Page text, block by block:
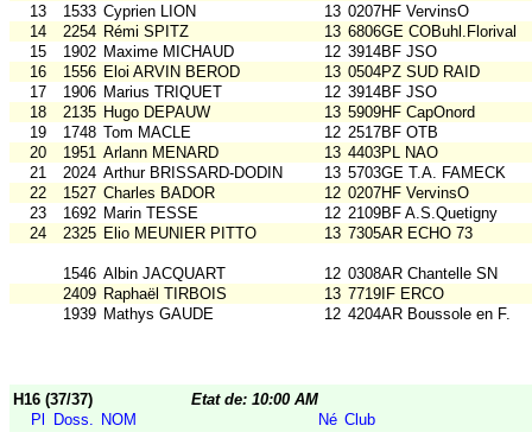
13
1533 Cyprien LION 13 0207HF VervinsO
14
2254 Rémi SPITZ 13 6806GE COBuhl.Florival
15
1902 Maxime MICHAUD 12 3914BF JSO
16
1556 Eloi ARVIN BEROD 13 0504PZ SUD RAID
17
1906 Marius TRIQUET 12 3914BF JSO
18
2135 Hugo DEPAUW 13 5909HF CapOnord
19
1748 Tom MACLE 12 2517BF OTB
20
1951 Arlann MENARD 13 4403PL NAO
21
2024 Arthur BRISSARD-DODIN 13 5703GE T.A. FAMECK
22
1527 Charles BADOR 12 0207HF VervinsO
23
1692 Marin TESSE 12 2109BF A.S.Quetigny
24
2325 Elio MEUNIER PITTO 13 7305AR ECHO 73
1546 Albin JACQUART 12 0308AR Chantelle SN
2409 Raphaël TIRBOIS 13 7719IF ERCO
1939 Mathys GAUDE 12 4204AR Boussole en F.
H16 (37/37)
Etat de: 10:00 AM
Pl
Doss. NOM Né Club